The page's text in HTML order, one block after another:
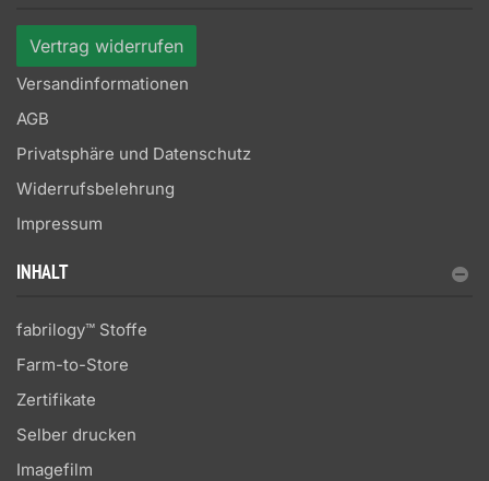
Vertrag widerrufen
Versandinformationen
AGB
Privatsphäre und Datenschutz
Widerrufsbelehrung
Impressum
INHALT
fabrilogy™ Stoffe
Farm-to-Store
Zertifikate
Selber drucken
Imagefilm